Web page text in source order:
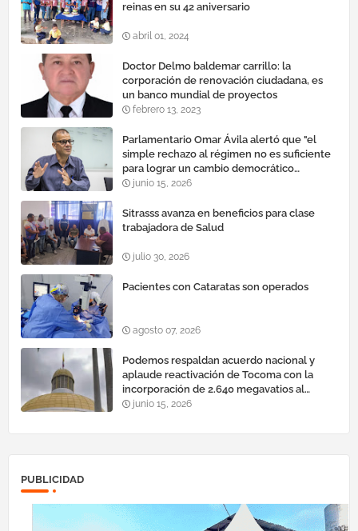
reinas en su 42 aniversario
abril 01, 2024
Doctor Delmo baldemar carrillo: la
corporación de renovación ciudadana, es
un banco mundial de proyectos
febrero 13, 2023
Parlamentario Omar Ávila alertó que "el
simple rechazo al régimen no es suficiente
para lograr un cambio democrático
efectivo"
junio 15, 2026
Sitrasss avanza en beneficios para clase
trabajadora de Salud
julio 30, 2026
Pacientes con Cataratas son operados
agosto 07, 2026
Podemos respaldan acuerdo nacional y
aplaude reactivación de Tocoma con la
incorporación de 2.640 megavatios al
sistema eléctrico nacional
junio 15, 2026
PUBLICIDAD